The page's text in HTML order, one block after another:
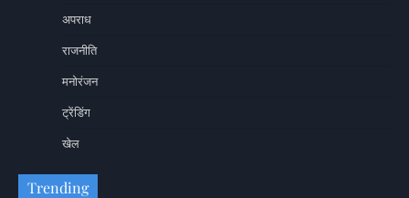
अपराध
राजनीति
मनोरंजन
ट्रेंडिंग
खेल
Trending